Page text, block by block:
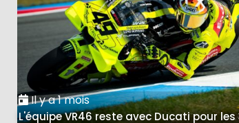
Il y a 1 mois
L'équipe VR46 reste avec Ducati pour